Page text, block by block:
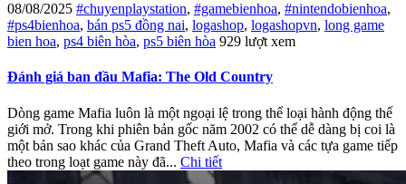
08/08/2025 #chuyenplaystation, #gamebienhoa, #nintendobienhoa,
#ps4bienhoa, bán ps5 đồng nai, logashop, logashopvn, long game
bien hoa, ps4 biên hòa, ps5 biên hòa 929 lượt xem
Đánh giá ban đầu Mafia: The Old Country
Dòng game Mafia luôn là một ngoại lệ trong thể loại hành động thế
giới mở. Trong khi phiên bản gốc năm 2002 có thể dễ dàng bị coi là
một bản sao khác của Grand Theft Auto, Mafia và các tựa game tiếp
theo trong loạt game này đã... Chi tiết